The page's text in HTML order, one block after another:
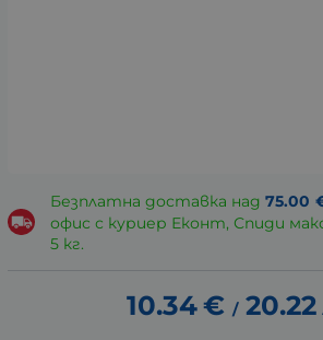
Безплатна доставка над 75.00
офис с куриер Еконт, Спиди
5 кг.
10.34€ / 20.22